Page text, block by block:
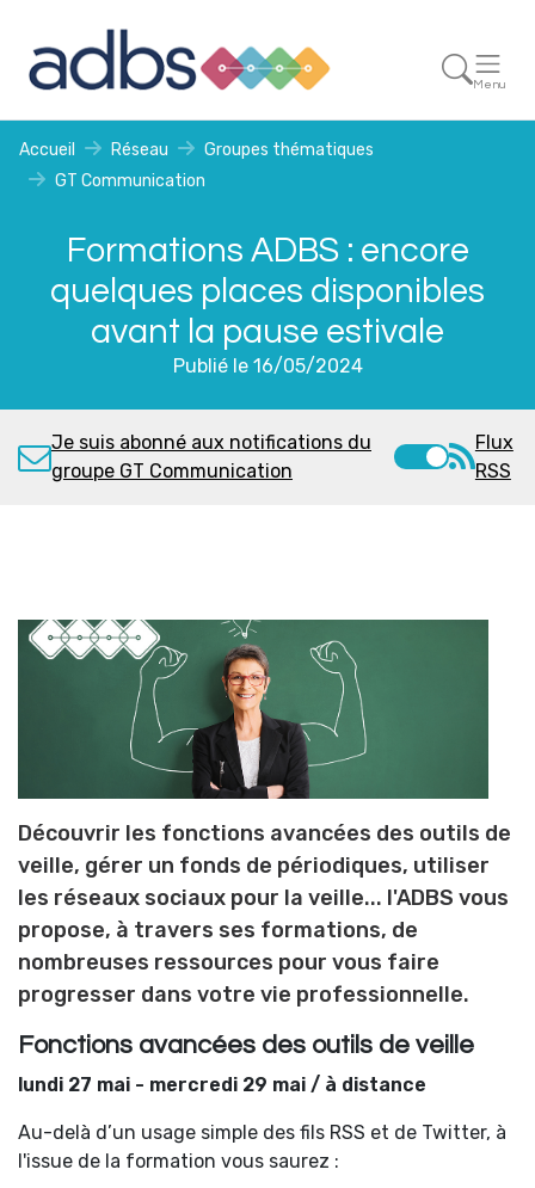
Menu
Accueil Réseau
Groupes thématiques
GT Communication
Formations ADBS : encore
quelques places disponibles
avant la pause estivale
Publié le 16/05/2024
Je suis abonné aux notifications du
groupe GT Communication
Flux
RSS
Découvrir les fonctions avancées des outils de
veille, gérer un fonds de périodiques, utiliser
les réseaux sociaux pour la veille... l'ADBS vous
propose, à travers ses formations, de
nombreuses ressources pour vous faire
progresser dans votre vie professionnelle.
Fonctions avancées des outils de veille
lundi 27 mai - mercredi 29 mai / à distance
Au-delà d’un usage simple des fils RSS et de Twitter, à
l'issue de la formation vous saurez :